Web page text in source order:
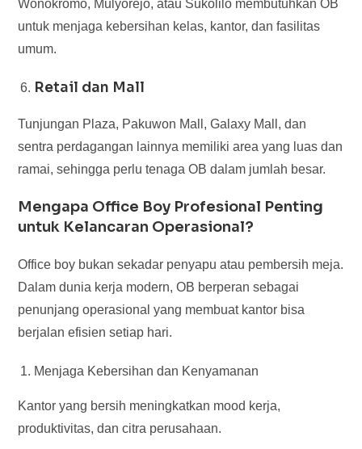
Wonokromo, Mulyorejo, atau Sukolilo membutuhkan OB
untuk menjaga kebersihan kelas, kantor, dan fasilitas
umum.
Retail dan Mall
Tunjungan Plaza, Pakuwon Mall, Galaxy Mall, dan
sentra perdagangan lainnya memiliki area yang luas dan
ramai, sehingga perlu tenaga OB dalam jumlah besar.
Mengapa Office Boy Profesional Penting
untuk Kelancaran Operasional?
Office boy bukan sekadar penyapu atau pembersih meja.
Dalam dunia kerja modern, OB berperan sebagai
penunjang operasional yang membuat kantor bisa
berjalan efisien setiap hari.
Menjaga Kebersihan dan Kenyamanan
Kantor yang bersih meningkatkan mood kerja,
produktivitas, dan citra perusahaan.